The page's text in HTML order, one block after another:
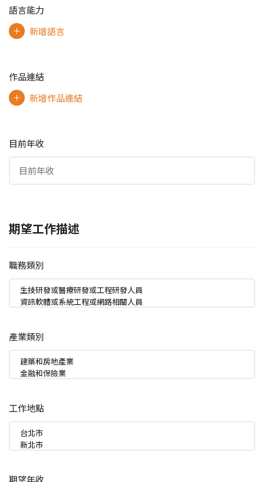
語言能力
新增語言
作品連結
新增作品連結
目前年收
期望工作描述
職務類別
產業類別
工作地點
期望年收